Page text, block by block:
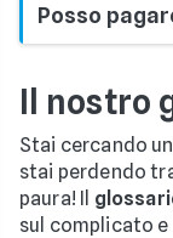
dopo
dei costi.
la CU che
Posso
compagnie
alcune
PayPal.
Il nostro
Stai cercando
stai perdendo
paura! Il
sul complicato